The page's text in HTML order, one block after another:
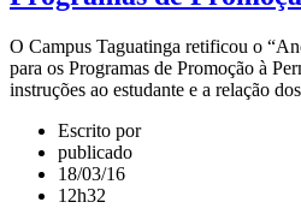
O Campus Taguatinga retificou o
para os Programas de Promoção à
instruções ao estudante e a relação
Escrito por
publicado
18/03/16
12h32